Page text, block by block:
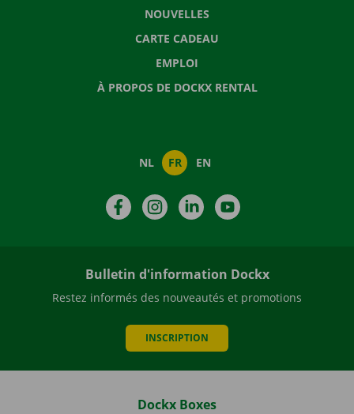
NOUVELLES
CARTE CADEAU
EMPLOI
À PROPOS DE DOCKX RENTAL
NL FR EN
FacebookInstagramLinkedIn
Bulletin d'information Dockx
Restez informés des nouveautés et promotions
INSCRIPTION
Dockx Boxes